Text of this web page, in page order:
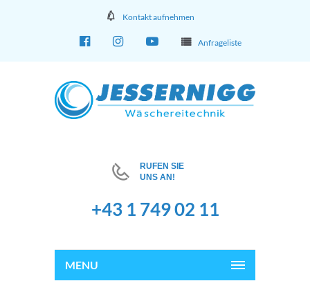
Kontakt aufnehmen
Anfrageliste
RUFEN SIE
UNS AN!
+43 1 749 02 11
MENU